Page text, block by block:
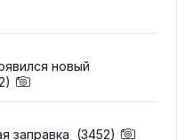
новый
заправка (3452)